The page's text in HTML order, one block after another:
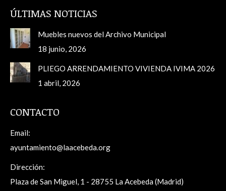
ÚLTIMAS NOTICIAS
Muebles nuevos del Archivo Municipal
18 junio, 2026
PLIEGO ARRENDAMIENTO VIVIENDA IVIMA 2026
1 abril, 2026
CONTACTO
Email:
ayuntamiento@laacebeda.org
Dirección:
Plaza de San Miguel, 1 - 28755 La Acebeda (Madrid)